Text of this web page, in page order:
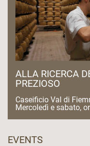
ALLA RICERCA
PREZIOSO
Caseificio Val di
Mercoledì e sabato,
EVENTS